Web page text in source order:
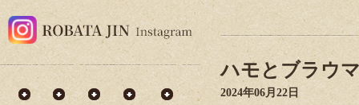
ハモとブラウ
2024年06月22日